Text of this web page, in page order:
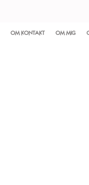
OM KONTAKT OM MIG